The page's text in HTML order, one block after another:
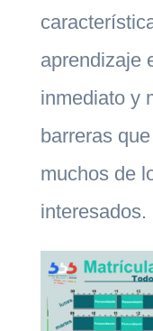
aprendizaje
inmediato y
barreras
muchos de
interesados.